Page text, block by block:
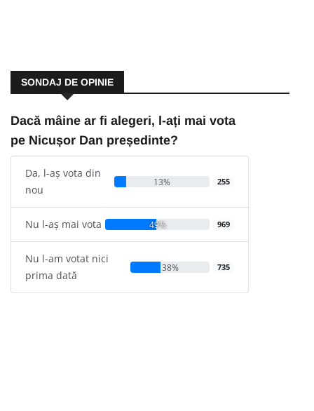
SONDAJ DE OPINIE
Dacă mâine ar fi alegeri, l-ați mai vota
pe Nicușor Dan președinte?
Da, l-aș vota din
nou
13% 255
Nu l-aș mai vota 49% 969
Nu l-am votat nici
prima dată
38% 735